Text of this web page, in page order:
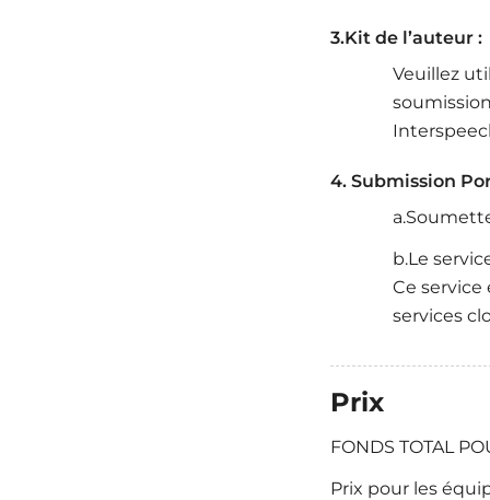
3.Kit de l’auteur :
Veuillez
4. Submission
b.Le
Ce
services
Prix
FONDS TOTAL
Prix pour les